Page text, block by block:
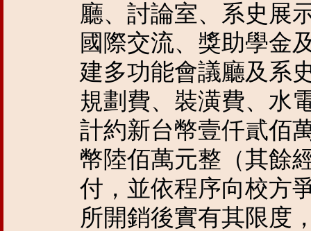
廳、討論室、系史展
國際交流、獎助學金
建多功能會議廳及系
規劃費、裝潢費、水
計約新台幣壹仟貳佰
幣陸佰萬元整（其餘
付，並依程序向校方
所開銷後實有其限度